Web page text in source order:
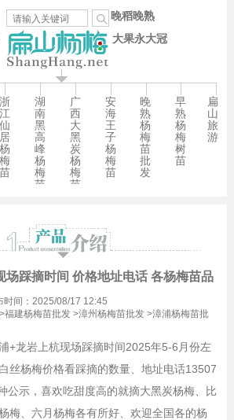
晚稻晚熟
大果永大冠
浙
江
仙
居
杨
梅
苗
湖
南
黑
高
峰
杨
梅
苗
广
西
大
黑
炭
杨
梅
苗
安
海
王
子
杨
梅
苗
晚
熟
杨
梅
苗
批
发
早
熟
杨
梅
树
苗
扁
山
旅
游
场踩摘时间 价格地址电话 各杨梅苗品种-
时间：2025/08/17 12:45
福建杨梅苗批发>漳州杨梅苗批发>漳浦杨梅苗批
+龙岩上杭现场踩摘时间2025年5-6月份左
丝杨梅价格看踩摘的数量、地址电话13507
公示，喜欢吃甜度高的就摘大黑炭杨梅、比
梅、六月杨梅各有所好、欢迎全国各的杨